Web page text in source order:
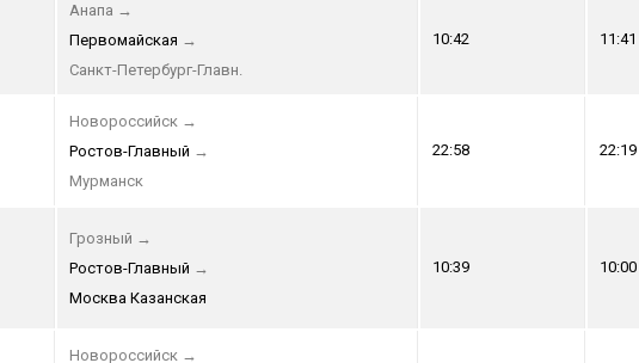
Анапа →
Первомайская →
Санкт-Петербург-Главн.
10:42 11:41
Новороссийск →
Ростов-Главный →
Мурманск
22:58 22:19
Грозный →
Ростов-Главный →
Москва Казанская
10:39 10:00
Новороссийск →